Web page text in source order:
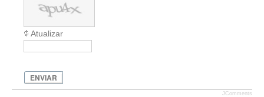
Atualizar
ENVIAR
JComments